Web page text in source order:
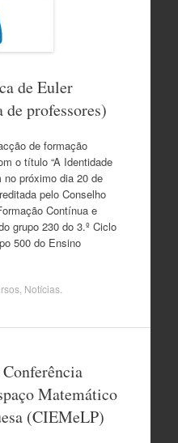
de Euler
professores)
de formação
o título “A Identidade
no próximo dia 20 de
pelo Conselho
Contínua e
grupo 230 do 3.º Ciclo
500 do Ensino
, Notícias.
Matemático
(CIEMeLP)